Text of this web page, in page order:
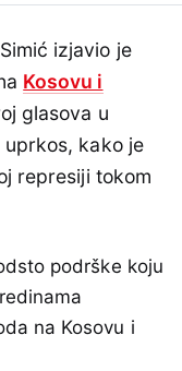
izjavio je
Kosovu i
glasova u
uprkos, kako je
represiji tokom
podrške koju
na Kosovu i